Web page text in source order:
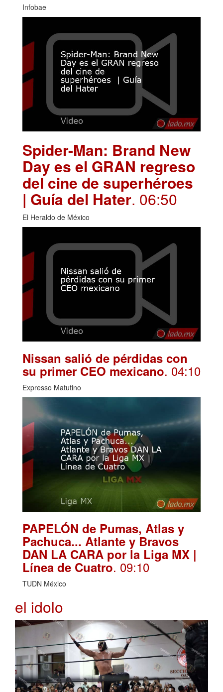
Infobae
Spider-Man: Brand New
Day es el GRAN regreso
del cine de superhéroes
| Guía del Hater. 06:50
El Heraldo de México
Nissan salió de pérdidas con
su primer CEO mexicano. 04:10
Expresso Matutino
PAPELÓN de Pumas, Atlas y
Pachuca... Atlante y Bravos
DAN LA CARA por la Liga MX |
Línea de Cuatro. 09:10
TUDN México
el idolo